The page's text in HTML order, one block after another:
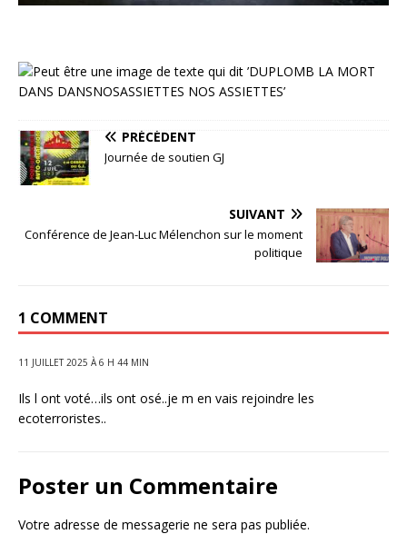
PRÉCÉDENT
Journée de soutien GJ
SUIVANT
Conférence de Jean-Luc Mélenchon sur le moment
politique
1 COMMENT
11 JUILLET 2025 À 6 H 44 MIN
Ils l ont voté…ils ont osé..je m en vais rejoindre les
ecoterroristes..
Poster un Commentaire
Votre adresse de messagerie ne sera pas publiée.